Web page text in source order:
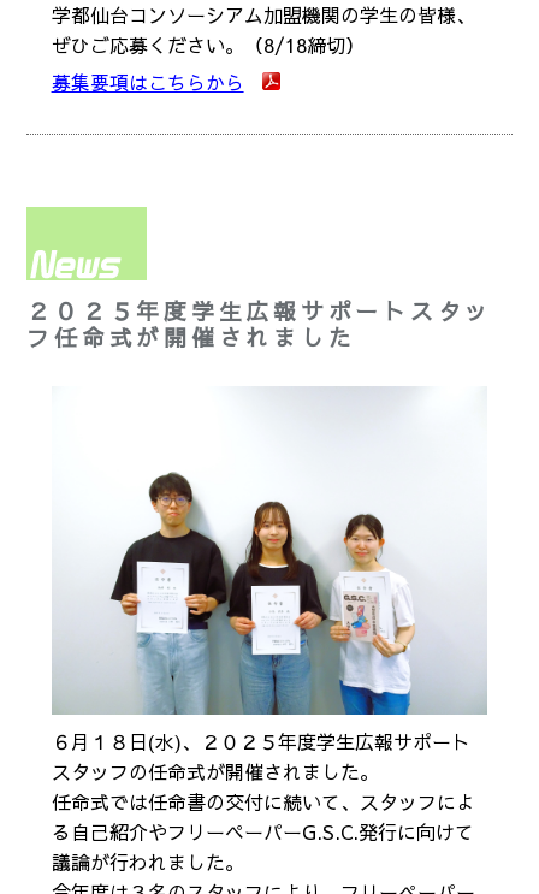
学都仙台コンソーシアム加盟機関の学生の皆様、
ぜひご応募ください。（8/18締切）
募集要項はこちらから
２０２５年度学生広報サポートスタッ
フ任命式が開催されました
６月１８日(水)、２０２５年度学生広報サポート
スタッフの任命式が開催されました。
任命式では任命書の交付に続いて、スタッフによ
る自己紹介やフリーペーパーG.S.C.発行に向けて
議論が行われました。